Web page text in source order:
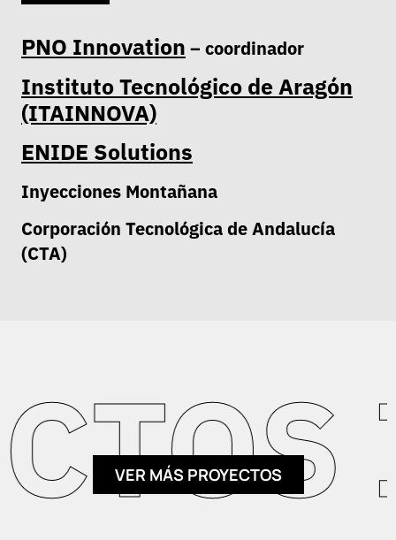
PNO Innovation – coordinador
Instituto Tecnológico de Aragón
(ITAINNOVA)
ENIDE Solutions
Inyecciones Montañana
Corporación Tecnológica de Andalucía
(CTA)
VER MÁS PROYECTOS